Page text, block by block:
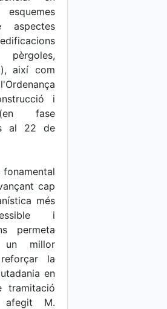
aspectes
així com
i
fase
al 22 de
fonamental
cap
més
i
permeta
un millor
la
en
tramitació
afegit M.